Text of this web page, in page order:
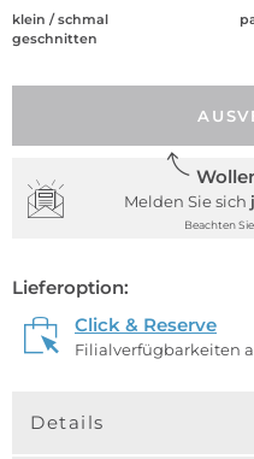
klein / schmal
geschnitten
Melden Sie sich
Beachten
Lieferoption:
Click & Reserve
Filialverfügbarkeiten
Details